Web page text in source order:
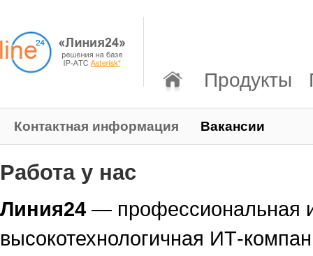
Продукты
Контактная информация Вакансии
Работа у нас
Линия24 — профессиональная
высокотехнологичная ИТ-